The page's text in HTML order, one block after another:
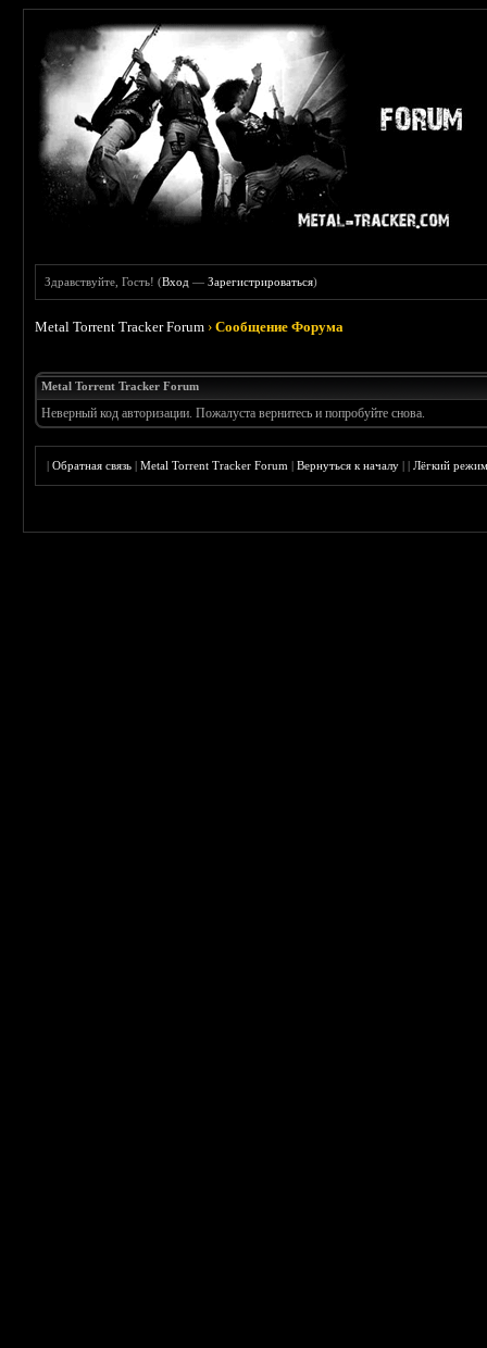
Здравствуйте, Гость! (Вход —Зарегистрироваться)
Metal Torrent Tracker Forum ›Сообщение Форума
Metal Torrent Tracker Forum
Неверный код авторизации. Пожалуста вернитесь и попробуйте снова.
|Обратная связь |Metal Torrent Tracker Forum |Вернуться к началу ||Лёгкий